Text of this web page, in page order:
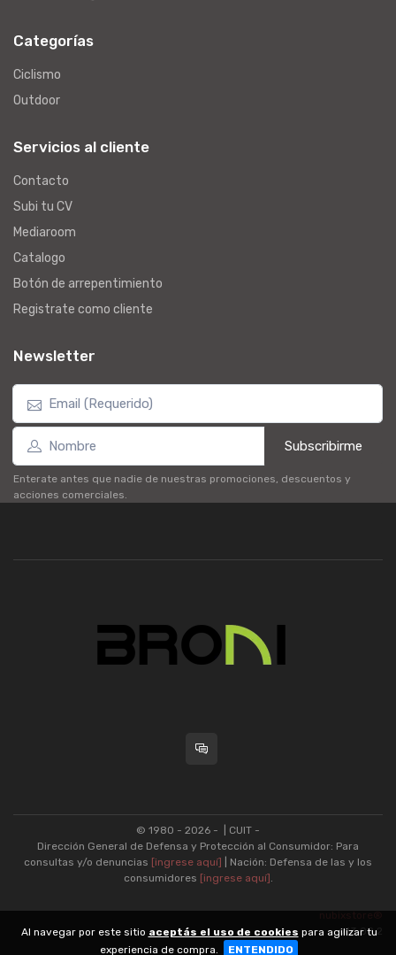
Categorías
Ciclismo
Outdoor
Servicios al cliente
Contacto
Subi tu CV
Mediaroom
Catalogo
Botón de arrepentimiento
Registrate como cliente
Newsletter
Subscribirme
Enterate antes que nadie de nuestras promociones, descuentos y
acciones comerciales.
© 1980 - 2026 -
| CUIT -
Dirección General de Defensa y Protección al Consumidor: Para
consultas y/o denuncias [ingrese aquí]
| Nación: Defensa de las y los
consumidores [ingrese aquí] .
v13.08.2
Al navegar por este sitio aceptás el uso de cookies para agilizar tu
experiencia de compra.
ENTENDIDO